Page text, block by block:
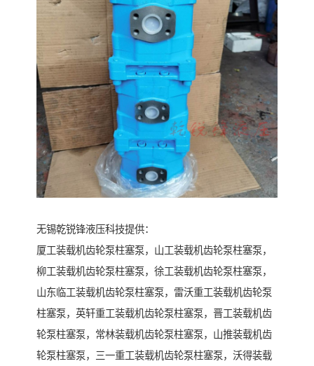
无锡乾锐锋液压科技提供：
厦工装载机齿轮泵柱塞泵，山工装载机齿轮泵柱塞泵，
柳工装载机齿轮泵柱塞泵，徐工装载机齿轮泵柱塞泵，
山东临工装载机齿轮泵柱塞泵，雷沃重工装载机齿轮泵
柱塞泵，英轩重工装载机齿轮泵柱塞泵，晋工装载机齿
轮泵柱塞泵，常林装载机齿轮泵柱塞泵，山推装载机齿
轮泵柱塞泵，三一重工装载机齿轮泵柱塞泵，沃得装载